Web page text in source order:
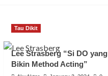
Tau Dikit
Lee Strasberg “Si DO yang
Bikin Method Acting”